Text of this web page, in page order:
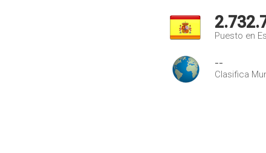
Puesto en
--
Clasifica